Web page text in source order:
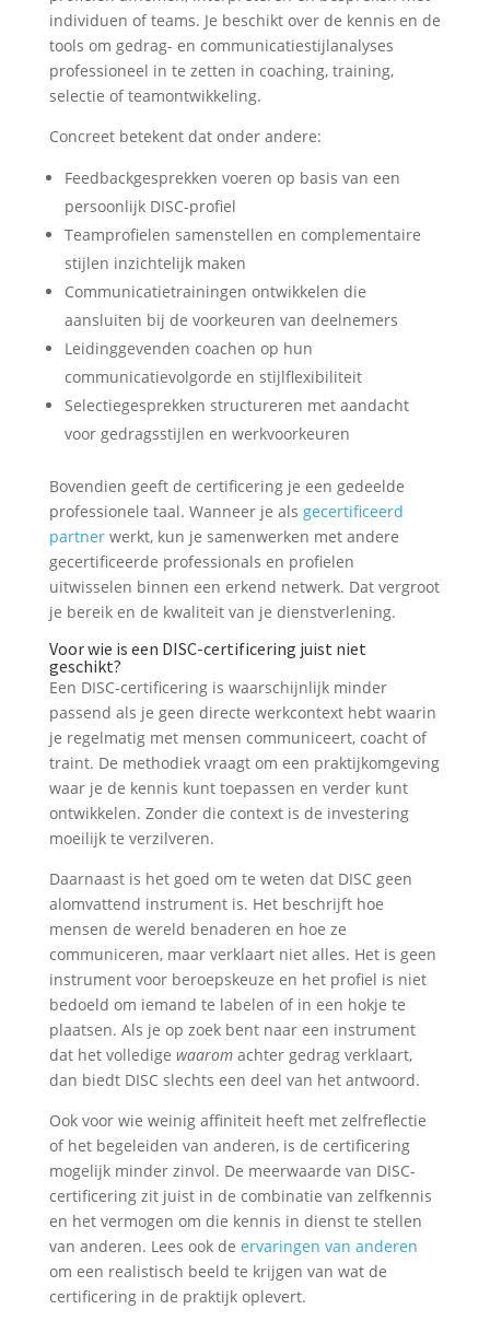
individuen of teams. Je beschikt over de kennis en de
tools om gedrag- en communicatiestijlanalyses
professioneel in te zetten in coaching, training,
selectie of teamontwikkeling.
Concreet betekent dat onder andere:
Feedbackgesprekken voeren op basis van een
persoonlijk DISC-profiel
Teamprofielen samenstellen en complementaire
stijlen inzichtelijk maken
Communicatietrainingen ontwikkelen die
aansluiten bij de voorkeuren van deelnemers
Leidinggevenden coachen op hun
communicatievolgorde en stijlflexibiliteit
Selectiegesprekken structureren met aandacht
voor gedragsstijlen en werkvoorkeuren
Bovendien geeft de certificering je een gedeelde
professionele taal. Wanneer je als gecertificeerd
partnerwerkt, kun je samenwerken met andere
gecertificeerde professionals en profielen
uitwisselen binnen een erkend netwerk. Dat vergroot
je bereik en de kwaliteit van je dienstverlening.
Voor wie is een DISC-certificering juist niet
geschikt?
Een DISC-certificering is waarschijnlijk minder
passend als je geen directe werkcontext hebt waarin
je regelmatig met mensen communiceert, coacht of
traint. De methodiek vraagt om een praktijkomgeving
waar je de kennis kunt toepassen en verder kunt
ontwikkelen. Zonder die context is de investering
moeilijk te verzilveren.
Daarnaast is het goed om te weten dat DISC geen
alomvattend instrument is. Het beschrijft hoe
mensen de wereld benaderen en hoe ze
communiceren, maar verklaart niet alles. Het is geen
instrument voor beroepskeuze en het profiel is niet
bedoeld om iemand te labelen of in een hokje te
plaatsen. Als je op zoek bent naar een instrument
dat het volledige waaromachter gedrag verklaart,
dan biedt DISC slechts een deel van het antwoord.
Ook voor wie weinig affiniteit heeft met zelfreflectie
of het begeleiden van anderen, is de certificering
mogelijk minder zinvol. De meerwaarde van DISC-
certificering zit juist in de combinatie van zelfkennis
en het vermogen om die kennis in dienst te stellen
van anderen. Lees ook de ervaringen van anderen
om een realistisch beeld te krijgen van wat de
certificering in de praktijk oplevert.